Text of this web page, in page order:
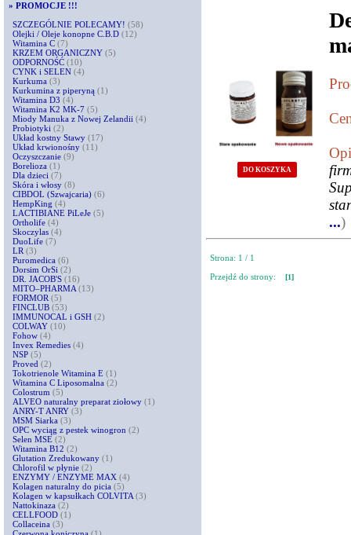
» PROMOCJE !!!
SZCZEGÓLNIE POLECAMY! (58)
Olejki / Oleje konopne C.B.D (12)
Witamina C (7)
KRZEM ORGANICZNY (5)
ODPORNOŚĆ (10)
CYNK i SELEN (4)
Kurkuma (3)
Kurkumina z piperyną (1)
Witamina D3 (4)
Witamina K2 MK-7 (5)
Miody Manuka z Nowej Zelandii (4)
Probiotyki (2)
Układ kostny Stawy (17)
Układ krwionośny (11)
Oczyszczanie (9)
Borelioza (1)
Dla dzieci (7)
Skóra i włosy (8)
CIBDOL (Szwajcaria) (6)
HempKing (4)
LACTIBIANE PiLeJe (5)
Ortholife (4)
Skoczylas (4)
DuoLife (7)
LR (3)
Puromedica (6)
Dorsim OrSi (2)
DR. JACOB'S (16)
MITO–PHARMA (13)
FORMOR (5)
FINCLUB (53)
IMMUNOCAL i GSH (2)
COLWAY (10)
Fohow (4)
Invex Remedies (4)
NSP (5)
Proved (2)
Tokotrienole Witamina E (1)
Witamina C Liposomalna (2)
Colostrum (5)
ALVEO naturalny preparat ziołowy (1)
ANRY-T ANRY (3)
MSM Siarka (3)
OPC wyciąg z pestek winogron (2)
Selen MSE (2)
Witamina B12 (2)
Glutation Zredukowany (1)
Chlorofil w płynie (2)
ENZYMY / ENZYME MAX (4)
Kolagen naturalny do picia (5)
Kolagen w kapsułkach COLVITA (3)
Nattokinaza (2)
CELLFOOD (1)
Collaceina (3)
DO KOSZYKA
...)
Strona: 1 / 1
Przejdź do strony:
[1]